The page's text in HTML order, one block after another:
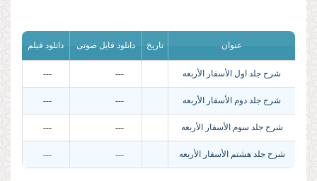
عنوان تاریخ دانلود فایل صوتی دانلود فیلم
شرح جلد اول الأسفار الأربعه ---
---
شرح جلد دوم الأسفار الأربعه ---
---
شرح جلد سوم الأسفار الأربعه ---
---
شرح جلد هشتم الأسفار الأربعه ---
---